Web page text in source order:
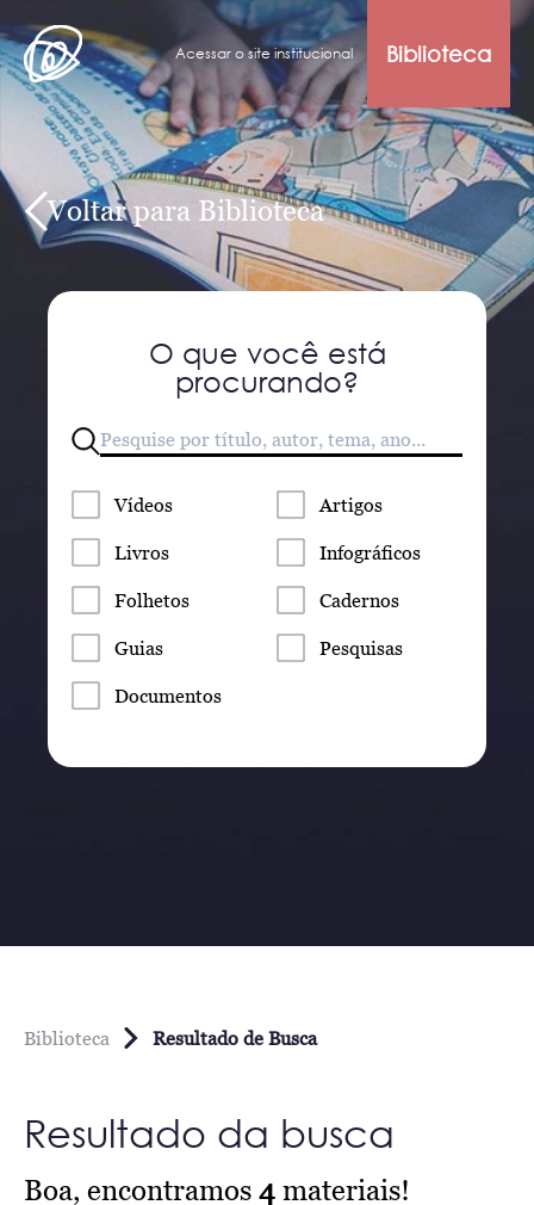
Acessar o site institucional Biblioteca
Voltar para Biblioteca
O que você está
procurando?
Vídeos Artigos
Livros Infográficos
Folhetos Cadernos
Guias Pesquisas
Documentos
Biblioteca Resultado de Busca
Resultado da busca
Boa, encontramos 4 materiais!